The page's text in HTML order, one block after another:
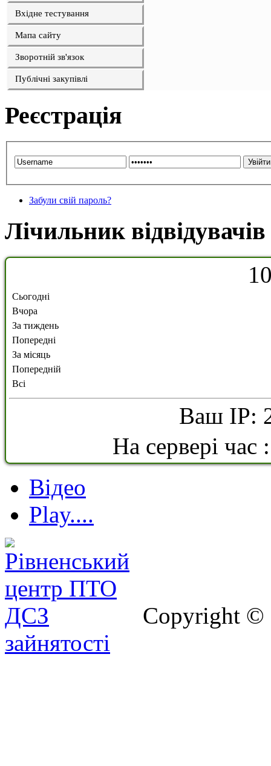
Вхідне тестування
Мапа сайту
Зворотній зв'язок
Публічні закупівлі
Реєстрація
Забули свій пароль?
Лічильник відвідувачів
1
Сьогодні
Вчора
За тиждень
Попередні
За місяць
Попередній
Всі
Ваш IP:
На сервері
Відео
Play....
Copyright
зайнятості